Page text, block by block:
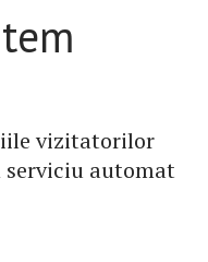
vizitatorilor
automat